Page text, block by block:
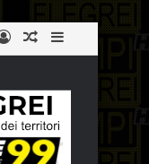
Sidebar
Articolo
Log